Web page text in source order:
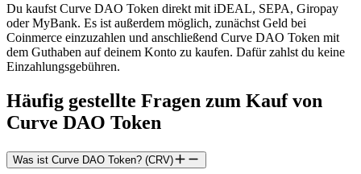
Du kaufst Curve DAO Token direkt mit iDEAL, SEPA, Giropay
oder MyBank. Es ist außerdem möglich, zunächst Geld bei
Coinmerce einzuzahlen und anschließend Curve DAO Token mit
dem Guthaben auf deinem Konto zu kaufen. Dafür zahlst du keine
Einzahlungsgebühren.
Häufig gestellte Fragen zum Kauf von
Curve DAO Token
Was ist Curve DAO Token? (CRV)